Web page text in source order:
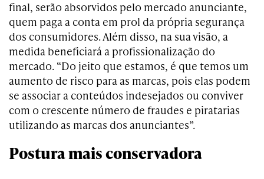
final, serão absorvidos pelo mercado anunciante,
quem paga a conta em prol da própria segurança
dos consumidores. Além disso, na sua visão, a
medida beneficiará a profissionalização do
mercado. “Do jeito que estamos, é que temos um
aumento de risco para as marcas, pois elas podem
se associar a conteúdos indesejados ou conviver
com o crescente número de fraudes e piratarias
utilizando as marcas dos anunciantes”.
Postura mais conservadora